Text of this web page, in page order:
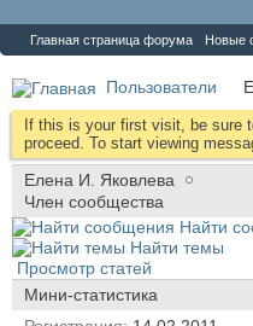
Главная страница форума Новые
Пользователи
If this is your first visit, be sure
proceed. To start viewing
Елена И. Яковлева
Член сообщества
Найти
Найти темы
Просмотр статей
Мини-статистика